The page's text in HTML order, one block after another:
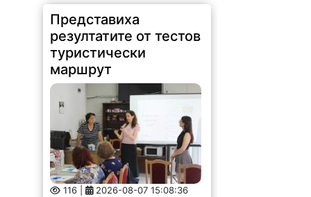
Представиха
резултатите от тестов
туристически
маршрут
116 | 2026-08-07 15:08:36